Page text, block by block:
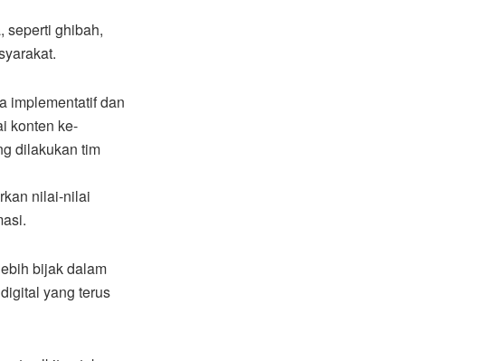
seperti ghibah,
implementatif dan
konten ke-
dilakukan tim
nilai-nilai
bijak dalam
yang terus